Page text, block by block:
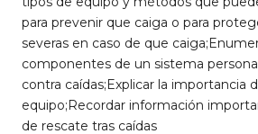
para prevenir que caiga o para
severas en caso de que
componentes de un sistema
contra caídas;Explicar la importancia
equipo;Recordar información
de rescate tras caídas